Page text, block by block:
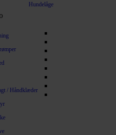
Hundelåge
/ Håndklæder